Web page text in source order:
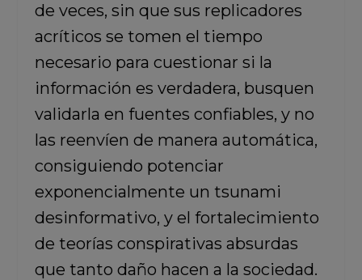
de veces, sin que sus replicadores
acríticos se tomen el tiempo
necesario para cuestionar si la
información es verdadera, busquen
validarla en fuentes confiables, y no
las reenvíen de manera automática,
consiguiendo potenciar
exponencialmente un tsunami
desinformativo, y el fortalecimiento
de teorías conspirativas absurdas
que tanto daño hacen a la sociedad.